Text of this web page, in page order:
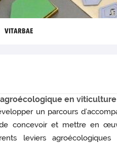
VITARBAE
en
un parcours
concevoir et mettre en
leviers